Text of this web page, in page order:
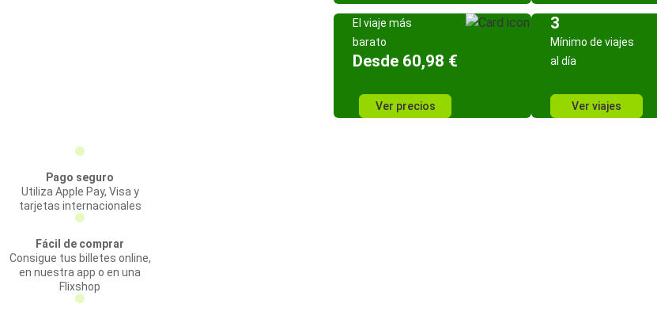
El viaje más
barato
Desde 60,98 €
Ver precios
3
Mínimo de viajes
al día
Ver viajes
Pago seguro
Utiliza Apple Pay, Visa y
tarjetas internacionales
Fácil de comprar
Consigue tus billetes online,
en nuestra app o en una
Flixshop